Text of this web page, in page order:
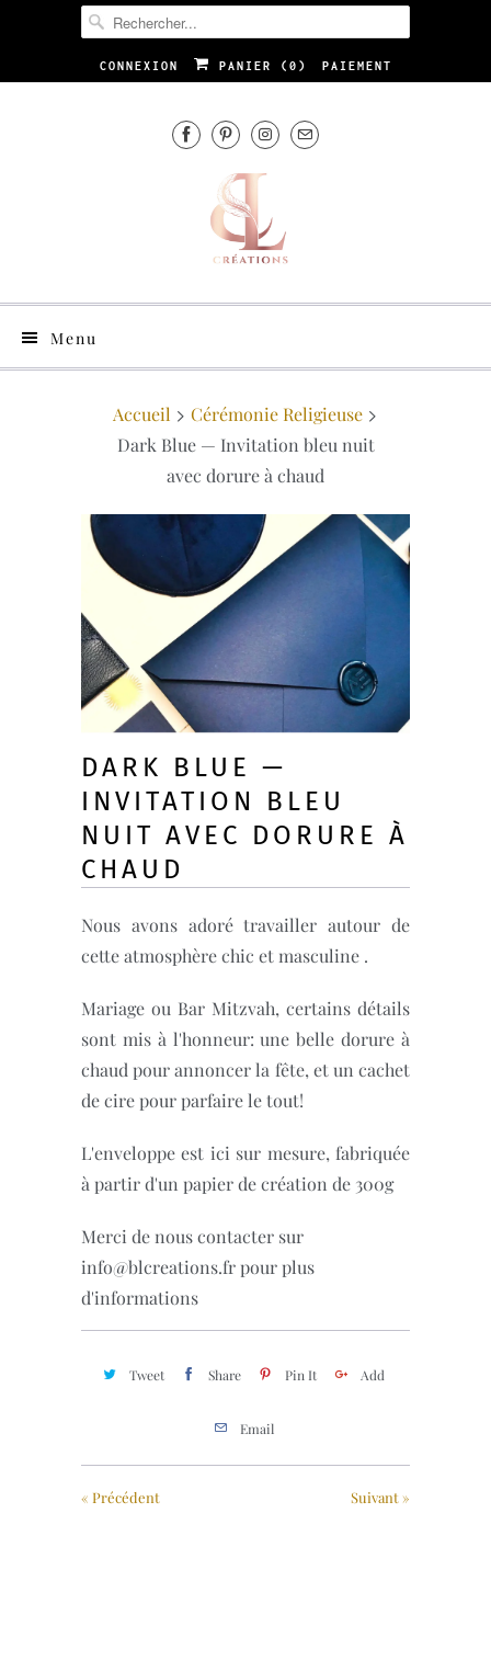
CONNEXION PANIER ( 0 ) PAIEMENT
Menu
Accueil
Cérémonie Religieuse
Dark Blue — Invitation bleu nuit
avec dorure à chaud
DARK BLUE —
INVITATION BLEU
NUIT AVEC DORURE À
CHAUD
Nous avons adoré travailler autour de
cette atmosphère chic et masculine .
Mariage ou Bar Mitzvah, certains détails
sont mis à l'honneur: une belle dorure à
chaud pour annoncer la fête, et un cachet
de cire pour parfaire le tout!
L'enveloppe est ici sur mesure, fabriquée
à partir d'un papier de création de 300g
Merci de nous contacter sur
info@blcreations.fr pour plus
d'informations
Tweet Share Pin It Add
Email
Suivant »
« Précédent